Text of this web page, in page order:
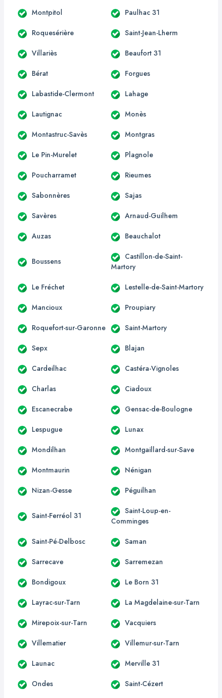
Montpitol Paulhac 31
Roquesérière Saint-Jean-Lherm
Villariès Beaufort 31
Bérat Forgues
Labastide-Clermont Lahage
Lautignac Monès
Montastruc-Savès Montgras
Le Pin-Murelet Plagnole
Poucharramet Rieumes
Sabonnères Sajas
Savères Arnaud-Guilhem
Auzas Beauchalot
Boussens
Castillon-de-Saint-
Martory
Le Fréchet Lestelle-de-Saint-Martory
Mancioux Proupiary
Roquefort-sur-Garonne Saint-Martory
Sepx Blajan
Cardeilhac Castéra-Vignoles
Charlas Ciadoux
Escanecrabe Gensac-de-Boulogne
Lespugue Lunax
Mondilhan Montgaillard-sur-Save
Montmaurin Nénigan
Nizan-Gesse Péguilhan
Saint-Ferréol 31
Saint-Loup-en-
Comminges
Saint-Pé-Delbosc Saman
Sarrecave Sarremezan
Bondigoux Le Born 31
Layrac-sur-Tarn La Magdelaine-sur-Tarn
Mirepoix-sur-Tarn Vacquiers
Villematier Villemur-sur-Tarn
Launac Merville 31
Ondes Saint-Cézert